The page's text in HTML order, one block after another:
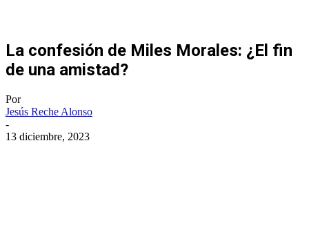
La confesión de Miles Morales: ¿El fin
de una amistad?
Por
Jesús Reche Alonso
-
13 diciembre, 2023